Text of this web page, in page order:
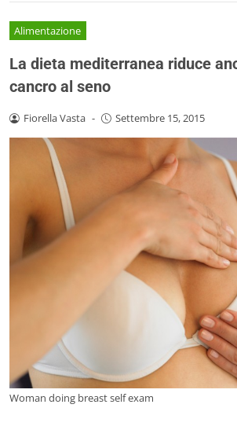
Alimentazione
La dieta mediterranea riduce
cancro al seno
Fiorella Vasta - Settembre 15, 2015
Woman doing breast self exam